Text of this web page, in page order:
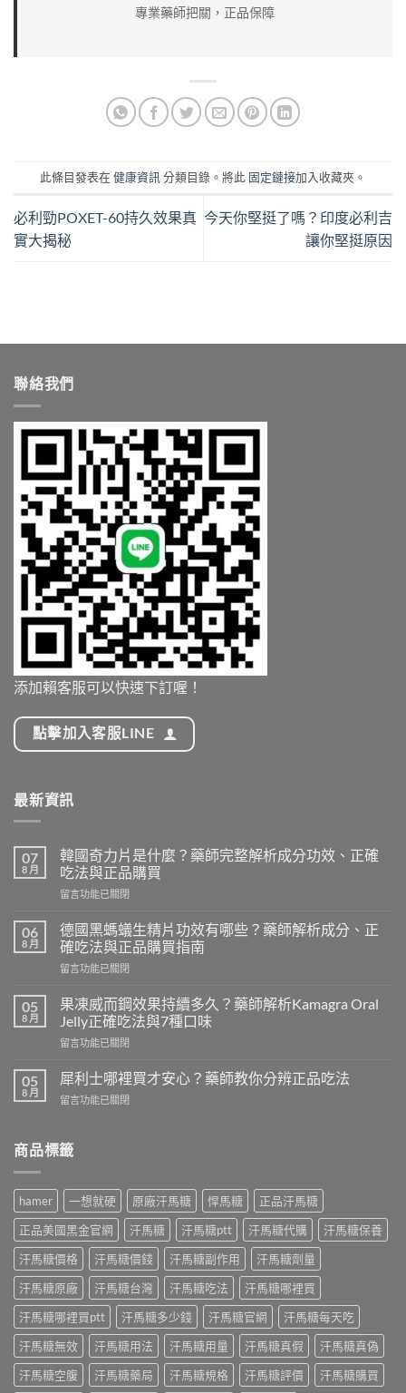
專業藥師把關，正品保障
此條目發表在 健康資訊 分類目錄。將此 固定鏈接加入收藏夾。
必利勁POXET-60持久效果真
實大揭秘
今天你堅挺了嗎？印度必利吉
讓你堅挺原因
聯絡我們
添加賴客服可以快速下訂喔！
點擊加入客服LINE
最新資訊
07
8 月
韓國奇力片是什麼？藥師完整解析成分功效、正確
吃法與正品購買
在
國
奇
力
片
什
麼？
師
整
解
分
功
吃
法
與
正
品
購
買〉
中
留言功能已關閉
06
8 月
德國黑螞蟻生精片功效有哪些？藥師解析成分、正
確吃法與正品購買指南
在
國
黑
螞
蟻
精
功
哪
解
析
成
分、
正
確
吃
法
與
正
品
購
留言功能已關閉
05
8 月
果凍威而鋼效果持續多久？藥師解析Kamagra Oral
Jelly正確吃法與7種口味
在
凍
威
而
果
久？
藥
師
解
析
Kamagra
Oral
Jelly
正
確
吃
法
留言功能已關閉
05
8 月
犀利士哪裡買才安心？藥師教你分辨正品吃法
在
士
哪
買
安
心？
藥
師
教
你
分
辨
正
品
吃
留言功能已關閉
商品標籤
hamer 一想就硬 原廠汗馬糖 悍馬糖
正品汗馬糖
正品美國黑金官網
汗馬糖 汗馬糖ptt 汗馬糖代購
汗馬糖保養
汗馬糖價格
汗馬糖價錢 汗馬糖副作用
汗馬糖劑量
汗馬糖原廠
汗馬糖台灣 汗馬糖吃法
汗馬糖哪裡買
汗馬糖哪裡買ptt
汗馬糖多少錢 汗馬糖官網
汗馬糖每天吃
汗馬糖無效
汗馬糖用法 汗馬糖用量 汗馬糖真假
汗馬糖真偽
汗馬糖空腹
汗馬糖藥局 汗馬糖規格 汗馬糖評價 汗馬糖購買